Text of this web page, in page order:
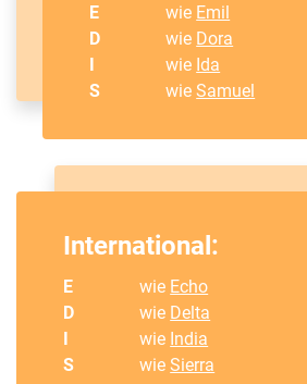
E wie Emil
D
wie Dora
I
wie Ida
S
wieSamuel
International:
E wie Echo
D
wie Delta
I
wie India
S
wieSierra